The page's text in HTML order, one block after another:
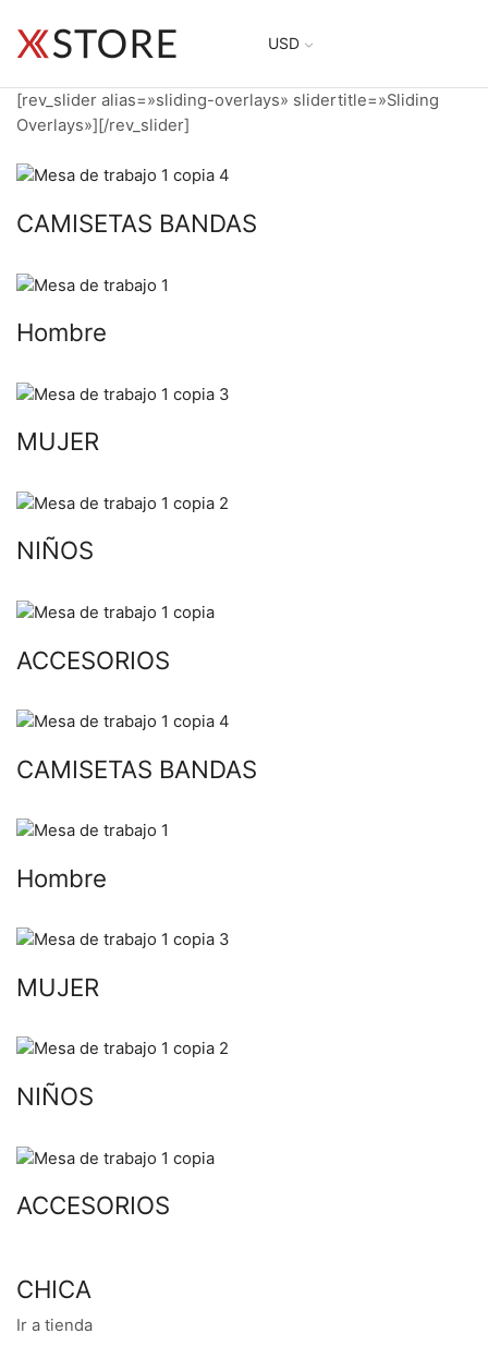
USD
[rev_slider alias=»sliding-overlays» slidertitle=»Sliding
Overlays»][/rev_slider]
CAMISETAS BANDAS
Hombre
MUJER
NIÑOS
ACCESORIOS
CAMISETAS BANDAS
Hombre
MUJER
NIÑOS
ACCESORIOS
CHICA
Ir a tienda